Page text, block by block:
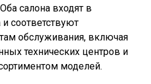
салона входят в
соответствуют
обслуживания, включая
технических центров и
моделей.